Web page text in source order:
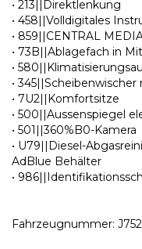
• 213||Direktlenkung
• 458||Volldigitales
• 859||CENTRAL
• 73B||Ablagefach in
•
•
• 7U2||Komfortsitze
• 500||Aussenspiegel
• 501||360%B0-Kamera
• U79||Diesel-
AdBlue Behälter
•
Fahrzeugnummer: